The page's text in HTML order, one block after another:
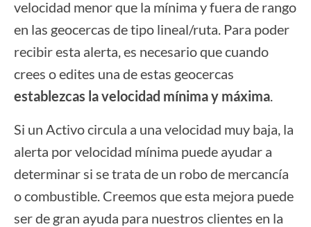
velocidad menor que la mínima y fuera de rango
en las geocercas de tipo lineal/ruta. Para poder
recibir esta alerta, es necesario que cuando
crees o edites una de estas geocercas
establezcas la velocidad mínima y máxima
Si un Activo circula a una velocidad muy baja, la
alerta por velocidad mínima puede ayudar a
determinar si se trata de un robo de mercancía
o combustible. Creemos que esta mejora puede
ser de gran ayuda para nuestros clientes en la